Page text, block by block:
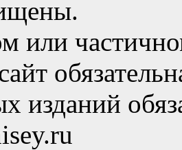
или
изданий